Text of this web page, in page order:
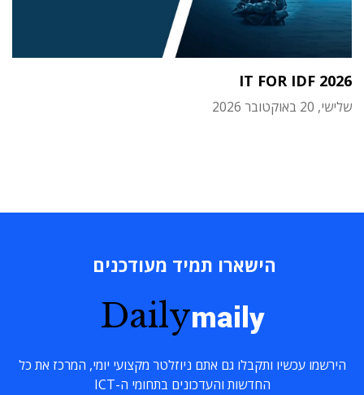
IT FOR IDF 2026
שלישי, 20 באוקטובר 2026
הישארו תמיד מעודכנים
Dailymaily
הירשמו עכשיו ותקבלו גם אתם ניוזלטר מקצועי יומי, המרכז את כל
החדשות והעדכונים בתחומי ה-ICT